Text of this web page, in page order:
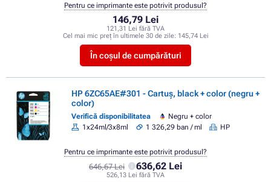
146,79 Lei
121,31 Lei fără TVA
Cel mai mic preț în ultimele 30 de zile: 145,74 Lei
În coșul de cumpărături
Pentru ce imprimante este potrivit produsul?
HP 6ZC65AE#301 - Cartuș, black + color (negru +
color)
Verifică disponibilitatea
Negru + color
1x24ml/3x8ml
1 326,29 ban / ml HP
646,67 Lei 636,62 Lei
526,13 Lei fără TVA
Pentru ce imprimante este potrivit produsul?